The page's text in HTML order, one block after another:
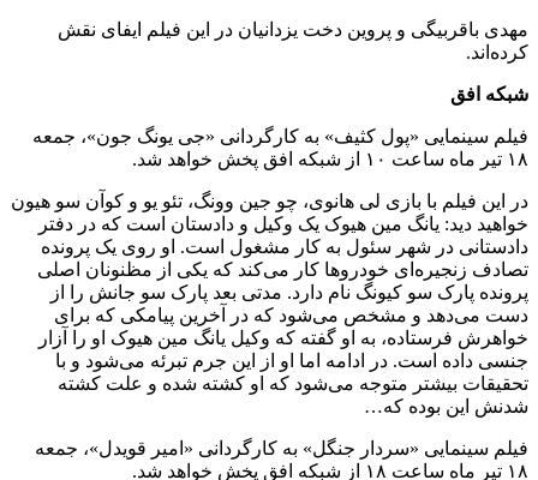
مهدی باقربیگی و پروین دخت یزدانیان در این فیلم ایفای نقش
کرده‌اند.
شبکه افق
فیلم سینمایی «پول کثیف» به کارگردانی «جی یونگ جون»، جمعه
۱۸ تیر ماه ساعت ۱۰ از شبکه افق پخش خواهد شد.
در این فیلم با بازی لی هانوی، چو جین وونگ، تئو یو و کوآن سو هیون
خواهید دید: یانگ مین هیوک یک وکیل و دادستان است که در دفتر
دادستانی در شهر سئول به کار مشغول است. او روی یک پرونده
تصادف زنجیره‌ای خودروها کار می‌کند که یکی از مظنونان اصلی
پرونده پارک سو کیونگ نام دارد. مدتی بعد پارک سو جانش را از
دست می‌دهد و مشخص می‌شود که در آخرین پیامکی که برای
خواهرش فرستاده، به او گفته که وکیل یانگ مین هیوک او را آزار
جنسی داده است. در ادامه اما او از این جرم تبرئه می‌شود و با
تحقیقات بیشتر متوجه می‌شود که او کشته شده و علت کشته
شدنش این بوده که…
فیلم سینمایی «سردار جنگل» به کارگردانی «امیر قویدل»، جمعه
۱۸ تیر ماه ساعت ۱۸ از شبکه افق پخش خواهد شد.